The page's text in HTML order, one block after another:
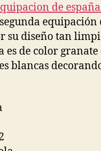
de
equipación
su diseño tan
es de color granate
blancas